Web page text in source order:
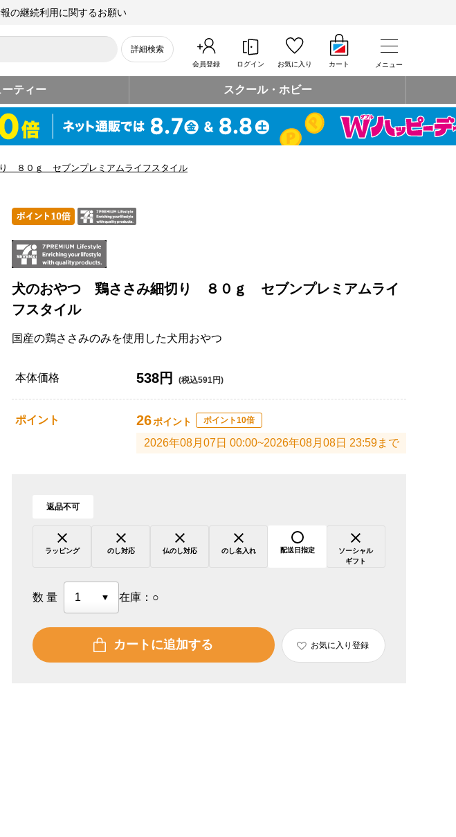
の継続利用に関するお願い
詳細検索
会員登録 ログイン お気に入り カート メニュー
ティー スクール・ホビー
８０ｇ セブンプレミアムライフスタイル
犬のおやつ 鶏ささみ細切り ８０ｇ セブンプレミアムライ
フスタイル
国産の鶏ささみのみを使用した犬用おやつ
本体価格 538円 (税込591円)
ポイント 26ポイント ポイント10倍
2026年08月07日 00:00~2026年08月08日 23:59まで
返品不可
ラッピング のし対応 仏のし対応 のし名入れ 配送日指定
ソーシャル
ギフト
数量 在庫： ○
カートに追加する お気に入り登録